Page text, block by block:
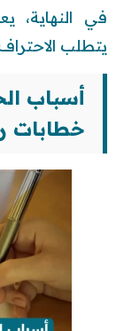
في النهاية،
يتطلب
أسباب
خطابات